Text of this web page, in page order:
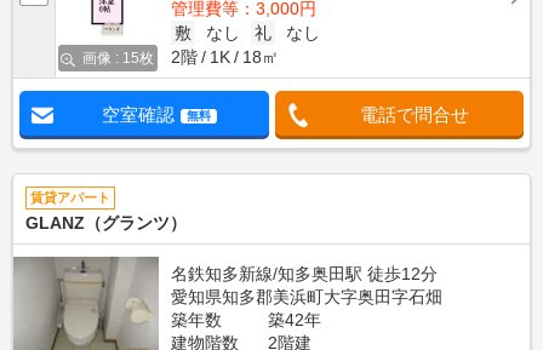
画像 : 15枚
管理費等：3,000円
敷
なし 礼
なし
2階
1K 18㎡
空室確認 無料 電話で問合せ
賃貸アパート
GLANZ（グランツ）
名鉄知多新線/知多奥田駅 徒歩12分
愛知県知多郡美浜町大字奥田字石畑
築年数
築42年
建物階数
2階建